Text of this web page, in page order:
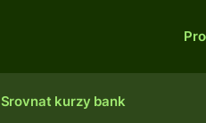
Srovnat kurzy bank